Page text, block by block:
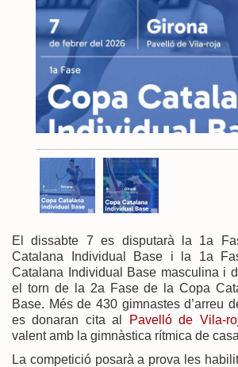
El dissabte 7 es disputarà la 1a
Catalana Individual Base i la 1a
Catalana Individual Base masculina i
el torn de la 2a Fase de la Copa
Base. Més de 430 gimnastes d’arreu
es donaran cita al
Pavelló de Vila-
valent amb la gimnàstica rítmica de
La competició posarà a prova les